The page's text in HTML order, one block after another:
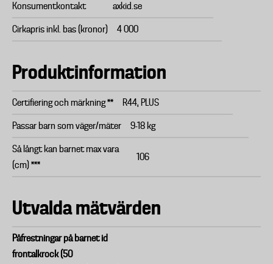
Konsumentkontakt axkid.se
Cirkapris inkl. bas (kronor) 4 000
Produktinformation
Certifiering och märkning ** R44, PLUS
Passar barn som väger/mäter 9-18 kg
Så långt kan barnet max vara
(cm) ***
106
Utvalda mätvärden
Påfrestningar på barnet id
frontalkrock (50